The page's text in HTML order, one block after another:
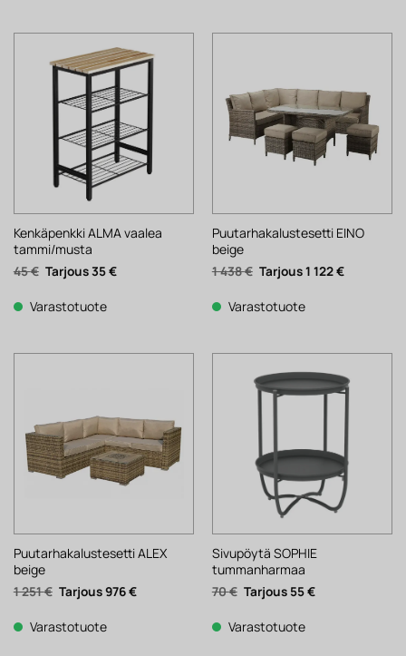
Kenkäpenkki ALMA vaalea
tammi/musta
45€ Alkuperäinen
hinta
45 €.
35€Nykyinen
Varastotuote
Puutarhakalustesetti EINO
beige
1 438€ Alkuperäinen
hinta
1
438 €.
1 122€Nykyinen
Varastotuote
Puutarhakalustesetti ALEX
beige
1 251€ Alkuperäinen
hinta
1
251 €.
976€Nykyinen
Varastotuote
Sivupöytä SOPHIE
tummanharmaa
70€ Alkuperäinen
hinta
70 €.
55€Nykyinen
Varastotuote